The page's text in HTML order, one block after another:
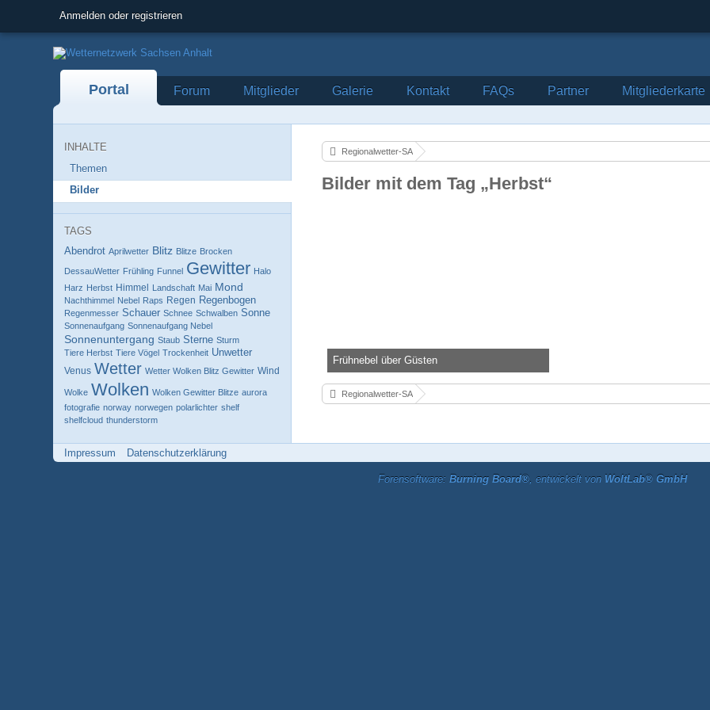
Anmelden oder registrieren
Portal Forum Mitglieder Galerie Kontakt FAQs Partner Mitgliederkarte
INHALTE
Themen
Bilder
TAGS
Abendrot Aprilwetter Blitz Blitze Brocken
DessauWetter Frühling Funnel Gewitter Halo
Harz Herbst Himmel Landschaft Mai Mond
Nachthimmel Nebel Raps Regen Regenbogen
Regenmesser Schauer Schnee Schwalben Sonne
Sonnenaufgang Sonnenaufgang Nebel
Sonnenuntergang Staub Sterne Sturm
Tiere Herbst Tiere Vögel Trockenheit Unwetter
Venus Wetter Wetter Wolken Blitz Gewitter Wind
Wolke Wolken Wolken Gewitter Blitze aurora
fotografie norway norwegen polarlichter shelf
shelfcloud thunderstorm
Regionalwetter-SA
Bilder mit dem Tag „Herbst“
Frühnebel über Güsten
Knolau -1. Oktober 2016, 11:54
10.310
0 0
Regionalwetter-SA
Impressum Datenschutzerklärung
Forensoftware: Burning Board®, entwickelt von WoltLab® GmbH